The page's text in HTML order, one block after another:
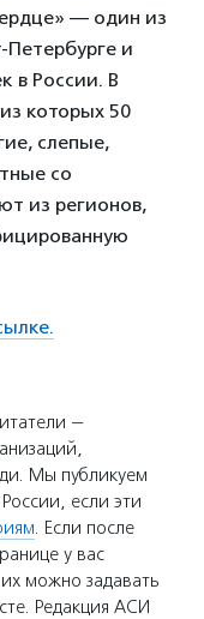
— один из
и
в России. В
которых 50
слепые,
со
из регионов,
—
Мы публикуем
если эти
. Если после
у вас
можно задавать
Редакция АСИ